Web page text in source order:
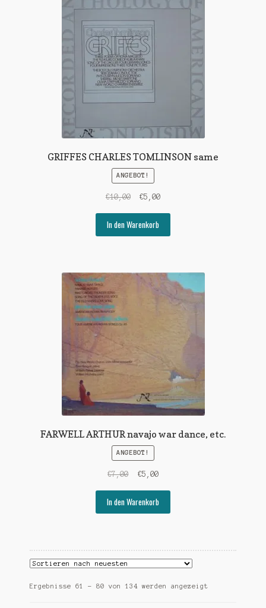
GRIFFES CHARLES TOMLINSON same
ANGEBOT!
€10,00
Ursprünglicher
war:
€10,00
€5,00Aktueller
€5,00.
In den Warenkorb
FARWELL ARTHUR navajo war dance, etc.
ANGEBOT!
€7,00
Ursprünglicher
war:
€7,00
€5,00Aktueller
ist:
€5,00.
In den Warenkorb
Ergebnisse 61 – 80 von 134 werden angezeigt